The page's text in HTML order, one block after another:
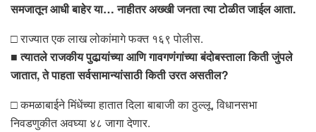
समजातून आधी बाहेर या… नाहीतर अख्खी जनता त्या टोळीत जाईल आता.
□ राज्यात एक लाख लोकांमागे फक्त १६९ पोलीस.
■त्यातले राजकीय पुढार्‍यांच्या आणि गावगणंगांच्या बंदोबस्ताला किती जुंपले
जातात, ते पाहता सर्वसामान्यांसाठी किती उरत असतील?
□ कमळाबाईने मिंधेंच्या हातात दिला बाबाजी का ठुल्लू, विधानसभा
निवडणुकीत अवघ्या ४८ जागा देणार.